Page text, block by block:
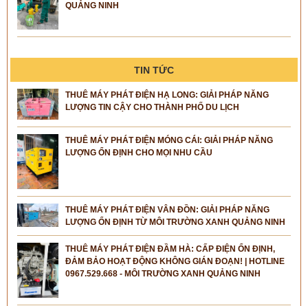
QUẢNG NINH
TIN TỨC
THUÊ MÁY PHÁT ĐIỆN HẠ LONG: GIẢI PHÁP NĂNG
LƯỢNG TIN CẬY CHO THÀNH PHỐ DU LỊCH
THUÊ MÁY PHÁT ĐIỆN MÓNG CÁI: GIẢI PHÁP NĂNG
LƯỢNG ỔN ĐỊNH CHO MỌI NHU CẦU
THUÊ MÁY PHÁT ĐIỆN VÂN ĐỒN: GIẢI PHÁP NĂNG
LƯỢNG ỔN ĐỊNH TỪ MÔI TRƯỜNG XANH QUẢNG NINH
THUÊ MÁY PHÁT ĐIỆN ĐẦM HÀ: CẤP ĐIỆN ỔN ĐỊNH,
ĐẢM BẢO HOẠT ĐỘNG KHÔNG GIÁN ĐOẠN! | HOTLINE
0967.529.668 - MÔI TRƯỜNG XANH QUẢNG NINH